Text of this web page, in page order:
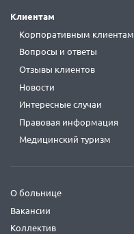
Клиентам
Корпоративным клиентам
Вопросы и ответы
Отзывы клиентов
Новости
Интересные случаи
Правовая информация
Медицинский туризм
О больнице
Вакансии
Коллектив